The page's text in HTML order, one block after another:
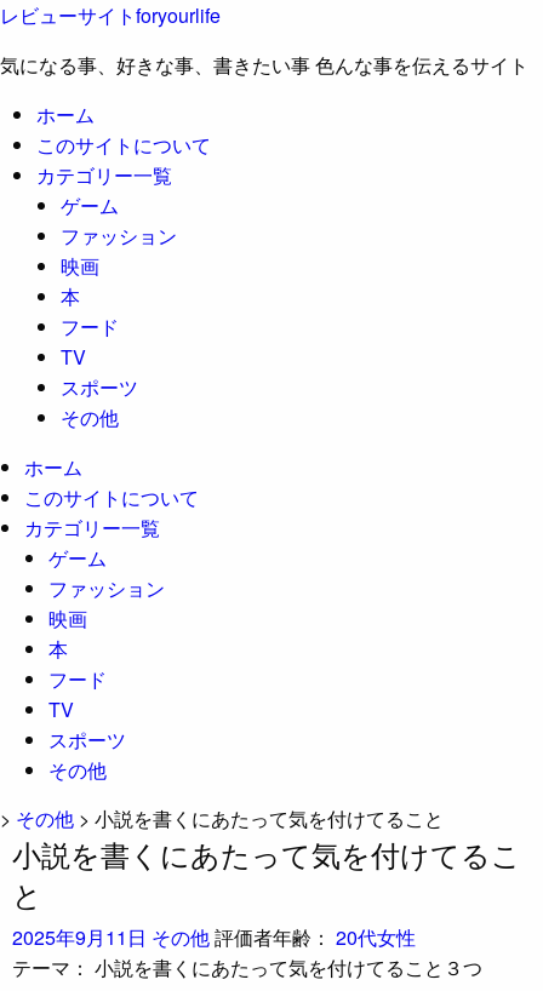
レビューサイトforyourlife
気になる事、好きな事、書きたい事 色んな事を伝えるサイト
ホーム
このサイトについて
カテゴリー一覧
ゲーム
ファッション
映画
本
フード
TV
スポーツ
その他
ホーム
このサイトについて
カテゴリー一覧
ゲーム
ファッション
映画
本
フード
TV
スポーツ
その他
> その他 > 小説を書くにあたって気を付けてること
小説を書くにあたって気を付けてるこ
と
2025年9月11日 その他評価者年齢： 20代女性
テーマ： 小説を書くにあたって気を付けてること３つ